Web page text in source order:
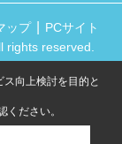
ップ
PCサイト
reserved.
向上検討を目的と
ください。